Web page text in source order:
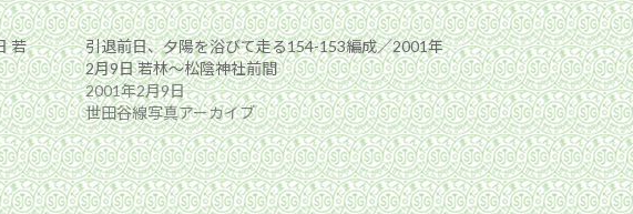
若
引退前日、夕陽を浴びて走る154-153編成／2001年
2月9日 若林〜松陰神社前間
2001年2月9日
世田谷線写真アーカイブ